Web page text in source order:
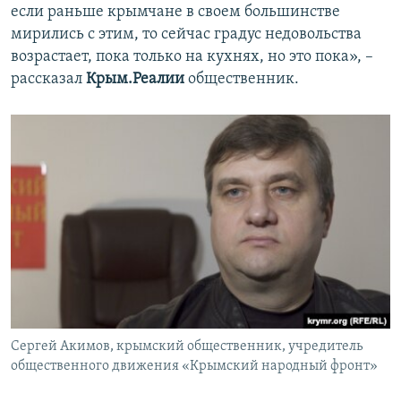
если раньше крымчане в своем большинстве
мирились с этим, то сейчас градус недовольства
возрастает, пока только на кухнях, но это пока», –
рассказал Крым.Реалии общественник.
Сергей Акимов, крымский общественник, учредитель
общественного движения «Крымский народный фронт»